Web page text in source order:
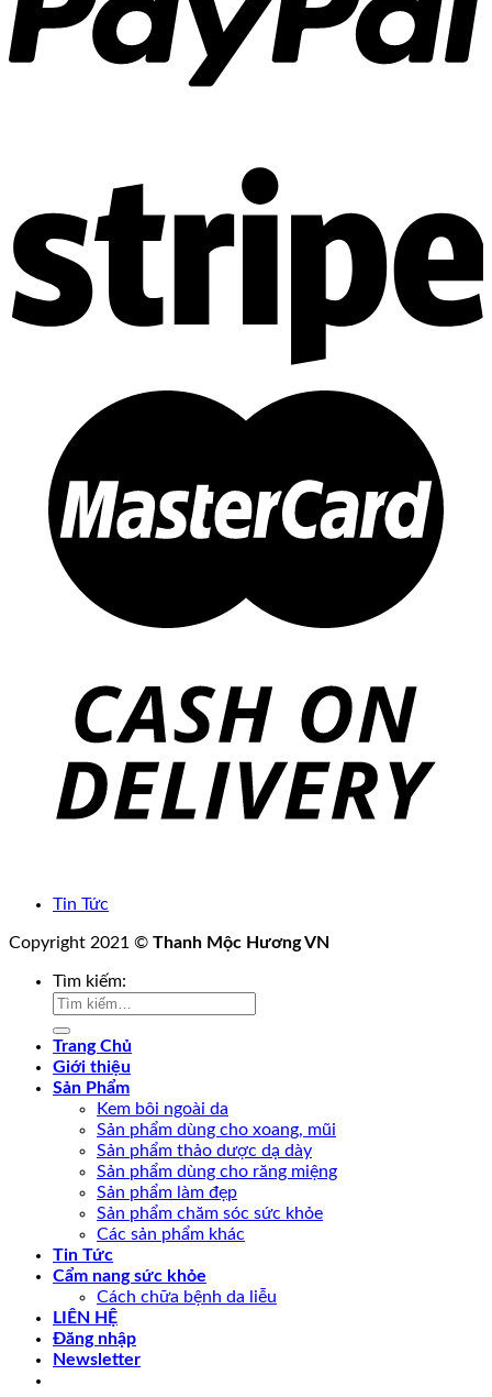
Tin Tức
Copyright 2021 © Thanh Mộc Hương VN
Tìm kiếm:
Trang Chủ
Giới thiệu
Sản Phẩm
Kem bôi ngoài da
Sản phẩm dùng cho xoang, mũi
Sản phẩm thảo dược dạ dày
Sản phẩm dùng cho răng miệng
Sản phẩm làm đẹp
Sản phẩm chăm sóc sức khỏe
Các sản phẩm khác
Tin Tức
Cẩm nang sức khỏe
Cách chữa bệnh da liễu
LIÊN HỆ
Đăng nhập
Newsletter